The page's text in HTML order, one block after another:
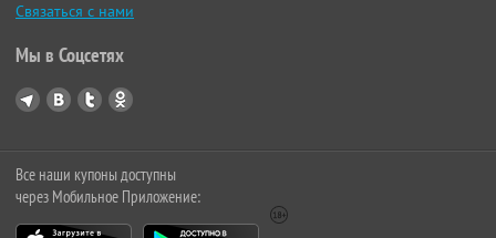
Связаться с нами
Мы в Соцсетях
Все наши купоны доступны
через Мобильное Приложение: